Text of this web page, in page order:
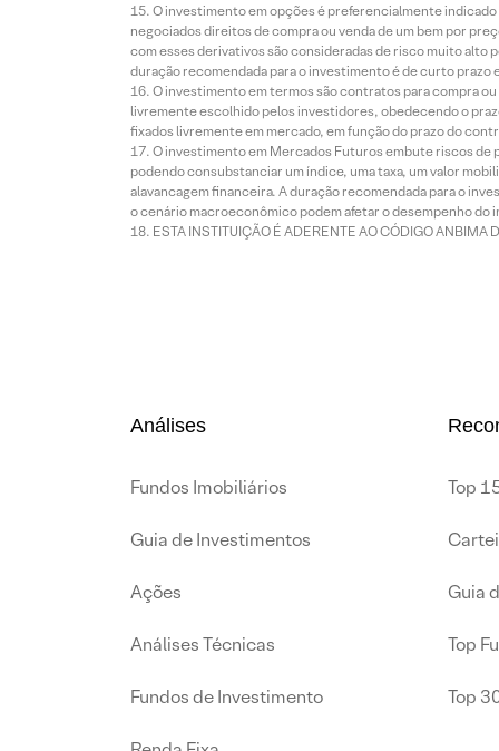
O investimento em opções é preferencialmente
negociados direitos de compra ou venda de um bem por
com esses derivativos são consideradas de risco muito alto
duração recomendada para o investimento é de curto
O investimento em termos são contratos para compra
livremente escolhido pelos investidores, obedecendo o
fixados livremente em mercado, em função do prazo do
O investimento em Mercados Futuros embute riscos
podendo consubstanciar um índice, uma taxa, um valor
alavancagem financeira. A duração recomendada para o
o cenário macroeconômico podem afetar o desempenho do
ESTA INSTITUIÇÃO É ADERENTE AO CÓDIGO ANBIMA
Análises
Fundos Imobiliários
Guia de Investimentos
Ações
Análises Técnicas
Fundos de Investimento
Top
Guia
Top
Top